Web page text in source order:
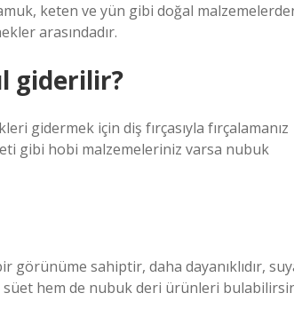
keten ve yün gibi doğal
arasındadır.
giderilir?
gidermek için diş fırçasıyla fırçalamanız
gibi hobi malzemeleriniz varsa nubuk
sahiptir, daha dayanıklıdır,
süet hem de nubuk deri ürünleri